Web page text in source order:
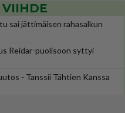
sai jättimäisen rahasalkun
Reidar-puolisoon syttyi
- Tanssii Tähtien Kanssa